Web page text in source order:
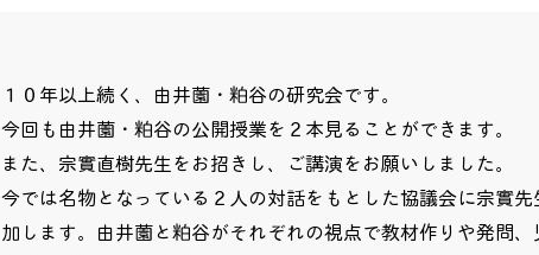
１０年以上続く、由井薗・粕谷の研究会です。
今回も由井薗・粕谷の公開授業を２本見ることができます。
また、宗實直樹先生をお招きし、ご講演をお願いしました。
今では名物となっている２人の対話をもとした協議会に宗實先
加します。
由井薗と粕谷がそれぞれの視点で教材作りや発問、